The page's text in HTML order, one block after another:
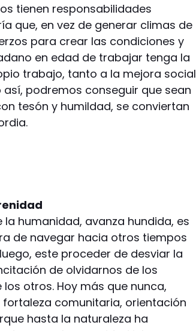
tienen responsabilidades
que, en vez de generar climas de
para crear las condiciones y
en edad de trabajar tenga la
trabajo, tanto a la mejora social
podremos conseguir que sean
tesón y humildad, se conviertan
humanidad, avanza hundida, es
de navegar hacia otros tiempos
este proceder de desviar la
de olvidarnos de los
otros. Hoy más que nunca,
comunitaria, orientación
hasta la naturaleza ha